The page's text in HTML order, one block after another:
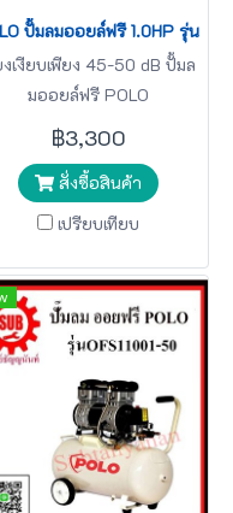
0.75HP
ปั้มลมออยล์ฟรี 1.0HP รุ่น
เงียบเพียง 45-50 dB ปั้มล
มออยล์ฟรี POLO
฿3,300
สั่งซื้อสินค้า
เปรียบเทียบ